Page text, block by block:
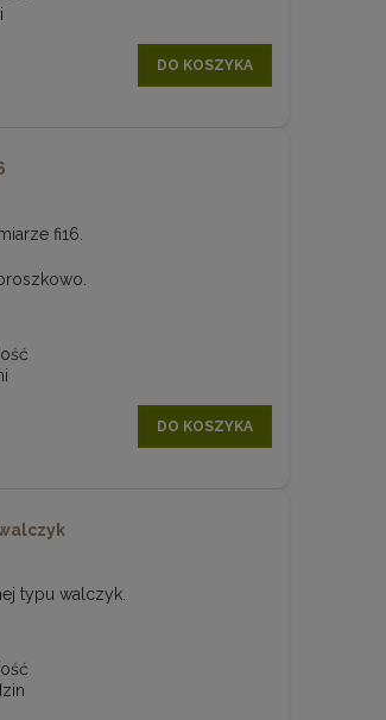
DO KOSZYKA
fi16.
DO KOSZYKA
typu walczyk.